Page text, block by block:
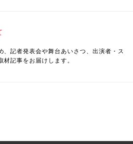
、記者発表会や舞台あいさつ、出演者・ス
記事をお届けします。